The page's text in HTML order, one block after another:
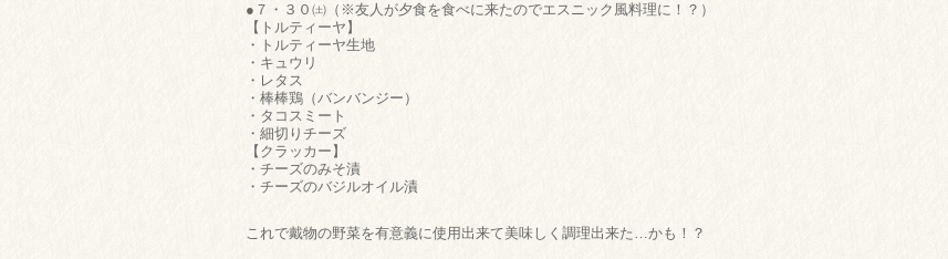
●７・３０㈯（※友人が夕食を食べに来たのでエスニック風料理に！？）
【トルティーヤ】
・トルティーヤ生地
・キュウリ
・レタス
・棒棒鶏（バンバンジー）
・タコスミート
・細切りチーズ
【クラッカー】
・チーズのみそ漬
・チーズのバジルオイル漬
これで戴物の野菜を有意義に使用出来て美味しく調理出来た…かも！？